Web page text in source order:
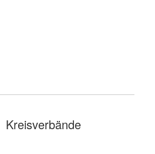
Kreisverbände